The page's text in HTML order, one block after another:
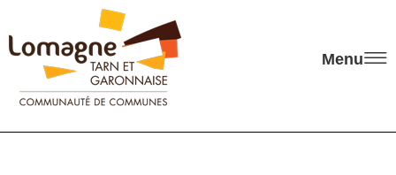
Panneau de gestion des cookies
Menu